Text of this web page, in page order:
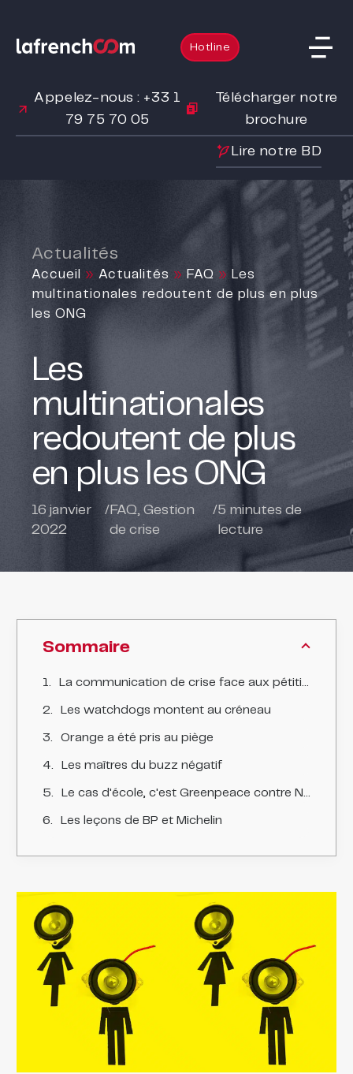
Hotline
Appelez-nous : +33 1
79 75 70 05
Télécharger notre
brochure
Lire notre BD
Actualités
Accueil » Actualités » FAQ » Les
multinationales redoutent de plus en plus
les ONG
Les
multinationales
redoutent de plus
en plus les ONG
16 janvier
2022
/FAQ, Gestion
de crise
/5 minutes de
lecture
Sommaire
La communication de crise face aux pétitions, happenings de protestation
Les watchdogs montent au créneau
Orange a été pris au piège
Les maîtres du buzz négatif
Le cas d'école, c'est Greenpeace contre Nestlé
Les leçons de BP et Michelin